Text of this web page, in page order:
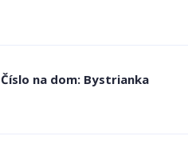
Číslo na dom: Bystrianka